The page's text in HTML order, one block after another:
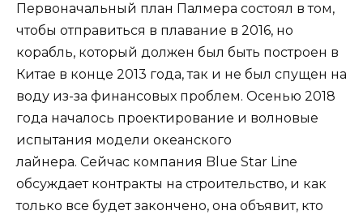
Первоначальный план Палмера состоял в том,
чтобы отправиться в плавание в 2016, но
корабль, который должен был быть построен в
Китае в конце 2013 года, так и не был спущен на
воду из-за финансовых проблем. Осенью 2018
года началось проектирование и волновые
испытания модели океанского
лайнера. Сейчас компания Blue Star Line
обсуждает контракты на строительство, и как
только все будет закончено, она объявит, кто